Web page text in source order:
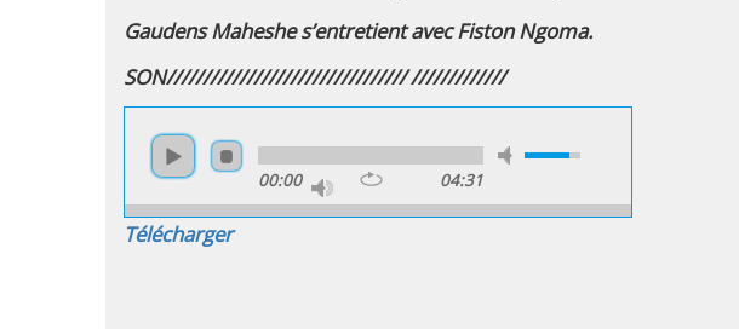
Gaudens Maheshe s’entretient avec Fiston Ngoma.
SON///////////////////////////////// /////////////
00:00 04:31
Télécharger